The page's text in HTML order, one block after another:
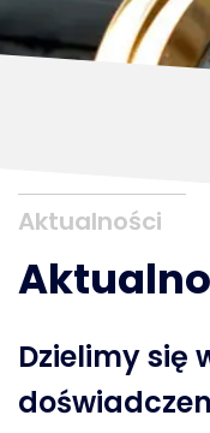
Aktualności
Dzielimy się